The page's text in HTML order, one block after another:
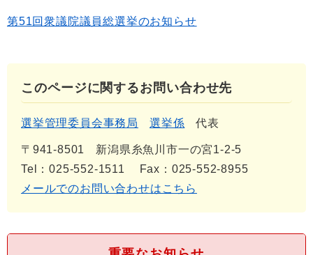
第51回衆議院議員総選挙のお知らせ
このページに関するお問い合わせ先
選挙管理委員会事務局 選挙係 代表
〒941-8501
新潟県糸魚川市一の宮1-2-5
Tel：025-552-1511
Fax：025-552-8955
メールでのお問い合わせはこちら